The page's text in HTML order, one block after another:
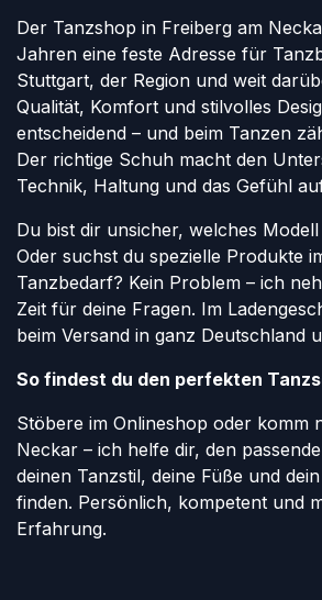
Der Tanzshop in Freiberg am
Jahren eine feste Adresse für
Stuttgart, der Region und weit
Qualität, Komfort und stilvolles
entscheidend – und beim Tanzen
Der richtige Schuh macht den
Technik, Haltung und das Gefühl
Du bist dir unsicher, welches
Oder suchst du spezielle Produkte
Tanzbedarf? Kein Problem – ich
Zeit für deine Fragen. Im
beim Versand in ganz Deutschland
So findest du den perfekten
Stöbere im Onlineshop oder komm
Neckar – ich helfe dir, den
deinen Tanzstil, deine Füße und
finden. Persönlich, kompetent und
Erfahrung.